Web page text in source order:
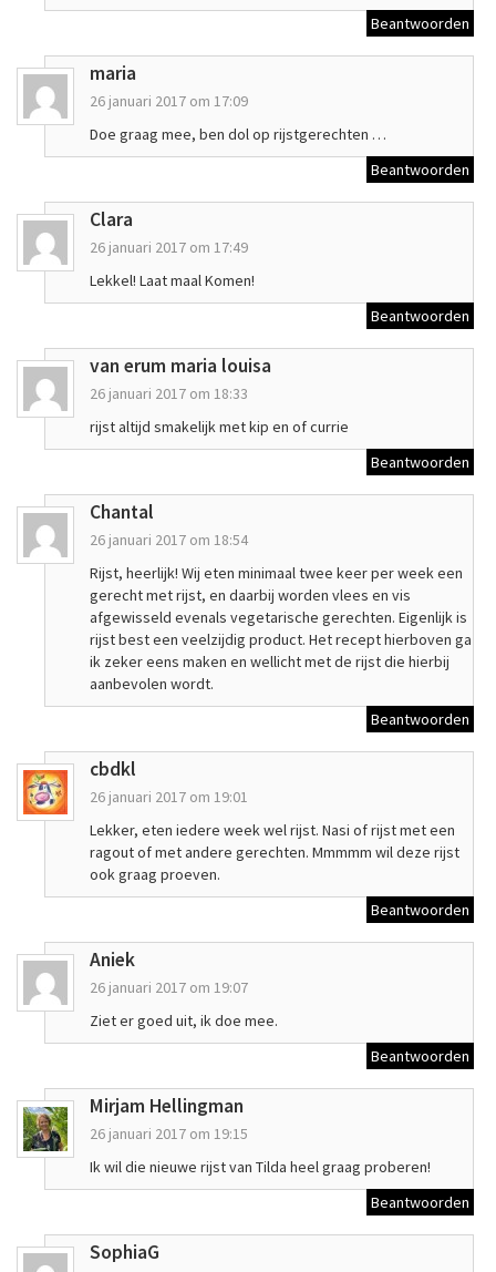
Beantwoorden
maria
26 januari 2017 om 17:09
Doe graag mee, ben dol op rijstgerechten …
Beantwoorden
Clara
26 januari 2017 om 17:49
Lekkel! Laat maal Komen!
Beantwoorden
van erum maria louisa
26 januari 2017 om 18:33
rijst altijd smakelijk met kip en of currie
Beantwoorden
Chantal
26 januari 2017 om 18:54
Rijst, heerlijk! Wij eten minimaal twee keer per week een
gerecht met rijst, en daarbij worden vlees en vis
afgewisseld evenals vegetarische gerechten. Eigenlijk is
rijst best een veelzijdig product. Het recept hierboven ga
ik zeker eens maken en wellicht met de rijst die hierbij
aanbevolen wordt.
Beantwoorden
cbdkl
26 januari 2017 om 19:01
Lekker, eten iedere week wel rijst. Nasi of rijst met een
ragout of met andere gerechten. Mmmmm wil deze rijst
ook graag proeven.
Beantwoorden
Aniek
26 januari 2017 om 19:07
Ziet er goed uit, ik doe mee.
Beantwoorden
Mirjam Hellingman
26 januari 2017 om 19:15
Ik wil die nieuwe rijst van Tilda heel graag proberen!
Beantwoorden
SophiaG